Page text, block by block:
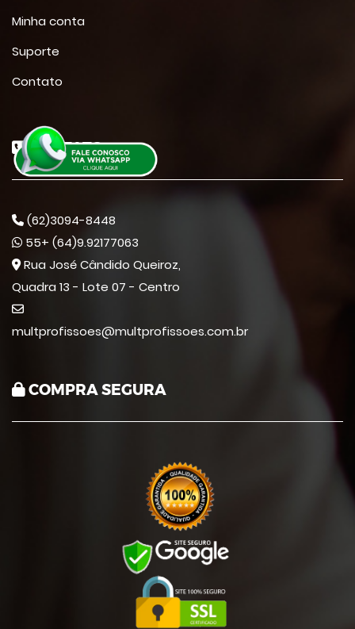
Minha conta
Suporte
Contato
CONTATO
(62)3094-8448
55+ (64)9.92177063
Rua José Cândido Queiroz,
Quadra 13 - Lote 07 - Centro
multprofissoes@multprofissoes.com.br
COMPRA SEGURA